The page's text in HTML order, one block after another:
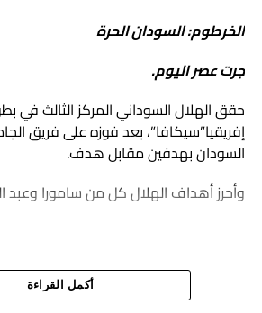
الخرطوم: السودان الحرة
جرت عصر اليوم.
حقق الهلال السوداني المركز الثالث
إفريقيا”سيكافا”، بعد فوزه على فريق
السودان بهدفين مقابل هدف.
وأحرز أهداف الهلال كل من سامورا وعبد
أكمل القراءة